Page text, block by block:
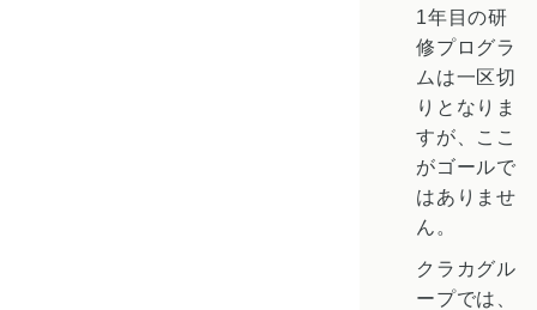
1年目の研
修プログラ
ムは一区切
りとなりま
すが、ここ
がゴールで
はありませ
ん。
クラカグル
ープでは、